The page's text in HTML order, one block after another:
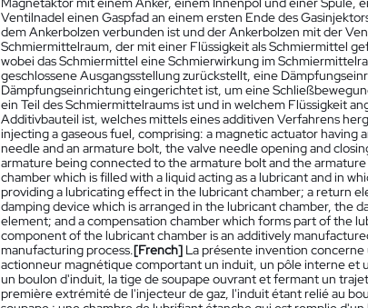
Ventilnadel einen Gaspfad an einem ersten Ende des
dem Ankerbolzen verbunden ist und der Ankerbolzen mit der
Schmiermittelraum, der mit einer Flüssigkeit als Schmiermittel
wobei das Schmiermittel eine Schmierwirkung im
geschlossene Ausgangsstellung zurückstellt, eine
Dämpfungseinrichtung eingerichtet ist, um eine
ein Teil des Schmiermittelraums ist und in welchem Flüssigkeit
Additivbauteil ist, welches mittels eines additiven Verfahrens
injecting a gaseous fuel, comprising: a magnetic actuator having
needle and an armature bolt, the valve needle opening and
armature being connected to the armature bolt and the
chamber which is filled with a liquid acting as a lubricant and in
providing a lubricating effect in the lubricant chamber; a return
damping device which is arranged in the lubricant chamber, the
element; and a compensation chamber which forms part of the
component of the lubricant chamber is an additively
manufacturing process.[French] La présente invention
actionneur magnétique comportant un induit, un pôle interne
un boulon d'induit, la tige de soupape ouvrant et fermant un
première extrémité de l'injecteur de gaz, l'induit étant relié au